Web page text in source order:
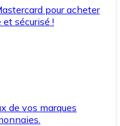
pour acheter
sécurisé !
de vos marques